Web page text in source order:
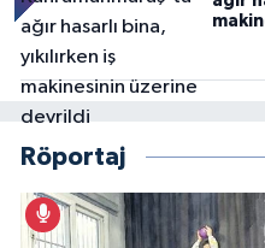
Röportaj